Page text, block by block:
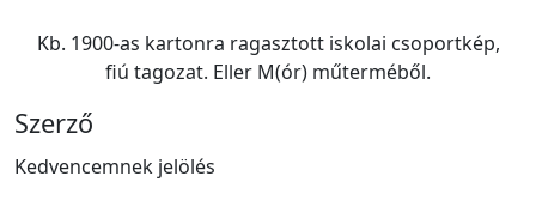
Kb. 1900-as kartonra ragasztott iskolai csoportkép,
fiú tagozat. Eller M(ór) műterméből.
Szerző
Kedvencemnek jelölés